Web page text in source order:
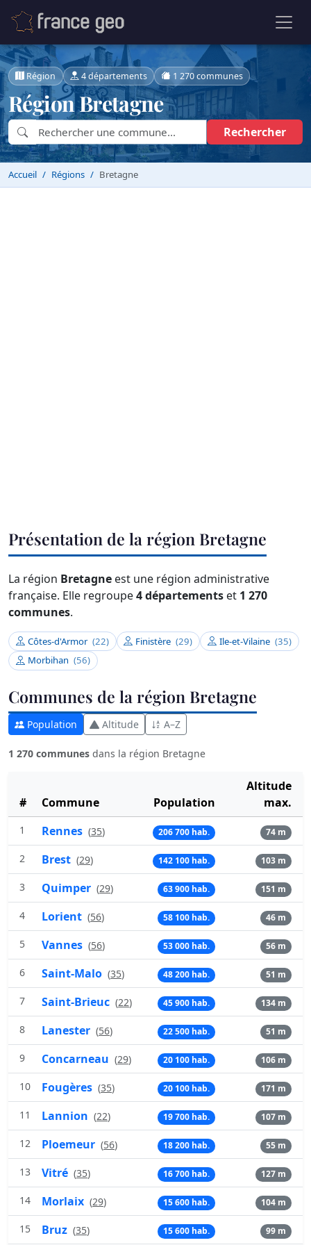
Région 4 départements 1 270 communes
Région Bretagne
Rechercher
Accueil Régions Bretagne
Présentation de la région Bretagne
La région Bretagne est une région administrative
française. Elle regroupe4 départements et 1 270
communes.
Côtes-d'Armor (22) Finistère (29) Ile-et-Vilaine (35)
Morbihan (56)
Communes de la région Bretagne
Population Altitude A–Z
1 270 communes dans la région Bretagne
# Commune Population
Altitude
max.
1 Rennes (35) 206 700 hab. 74 m
2 Brest (29) 142 100 hab. 103 m
3 Quimper (29) 63 900 hab. 151 m
4 Lorient (56) 58 100 hab. 46 m
5 Vannes (56) 53 000 hab. 56 m
6 Saint-Malo (35) 48 200 hab. 51 m
7 Saint-Brieuc (22) 45 900 hab. 134 m
8 Lanester (56) 22 500 hab. 51 m
9 Concarneau (29) 20 100 hab. 106 m
10 Fougères (35) 20 100 hab. 171 m
11 Lannion (22) 19 700 hab. 107 m
12 Ploemeur (56) 18 200 hab. 55 m
13 Vitré (35) 16 700 hab. 127 m
14 Morlaix (29) 15 600 hab. 104 m
15 Bruz (35) 15 600 hab. 99 m